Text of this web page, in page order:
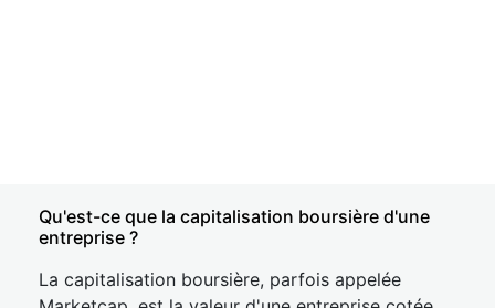
Qu'est-ce que la capitalisation boursière d'une
entreprise ?
La capitalisation boursière, parfois appelée